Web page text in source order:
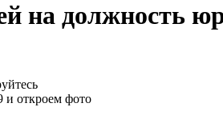
на должность
и откроем фото